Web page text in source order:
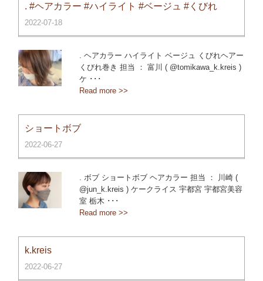
. #ヘアカラー #ハイライト #ベージュ #くびれ
2022-07-18
. ヘアカラー ハイライト ベージュ くびれヘアー
くびれ巻き 担当 ： 富川 ( @tomikawa_k.kreis )
ケ ･･･
Read more >>
ショートボブ
2022-06-27
. ボブ ショートボブ ヘアカラー 担当 ： 川崎 (
@jun_k.kreis ) ケークライス 宇都宮 宇都宮美容
室 栃木 ･･･
Read more >>
k.kreis
2022-06-27